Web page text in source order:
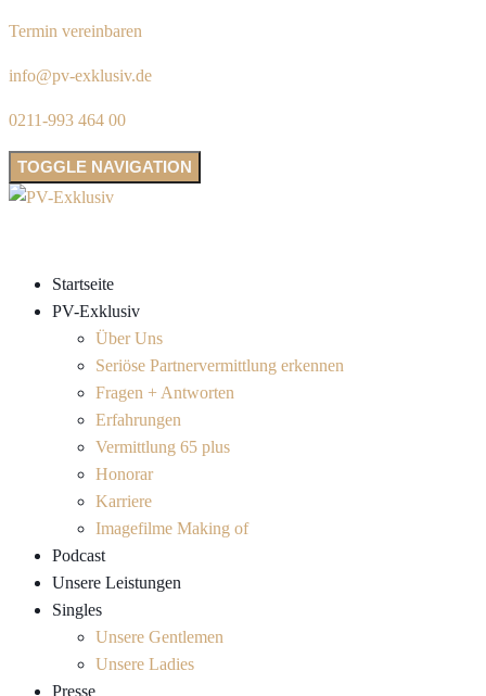
Termin vereinbaren
info@pv-exklusiv.de
0211-993 464 00
TOGGLE NAVIGATION
Startseite
PV-Exklusiv
Über Uns
Seriöse Partnervermittlung erkennen
Fragen + Antworten
Erfahrungen
Vermittlung 65 plus
Honorar
Karriere
Imagefilme Making of
Podcast
Unsere Leistungen
Singles
Unsere Gentlemen
Unsere Ladies
Presse